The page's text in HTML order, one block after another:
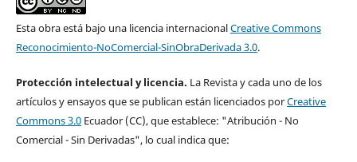
Esta obra está bajo una licencia internacionalCreative Commons
Reconocimiento-NoComercial-SinObraDerivada 3.0.
Protección intelectual y licencia. La Revista y cada uno de los
artículos y ensayos que se publican están licenciados porCreative
Commons 3.0Ecuador (CC), que establece: "Atribución - No
Comercial - Sin Derivadas", lo cual indica que: